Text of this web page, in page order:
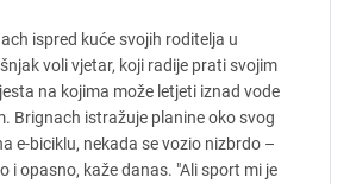
ispred kuće svojih roditelja u
voli vjetar, koji radije prati svojim
na kojima može letjeti iznad vode
Brignach istražuje planine oko svog
e-biciklu, nekada se vozio nizbrdo –
i opasno, kaže danas. "Ali sport mi je